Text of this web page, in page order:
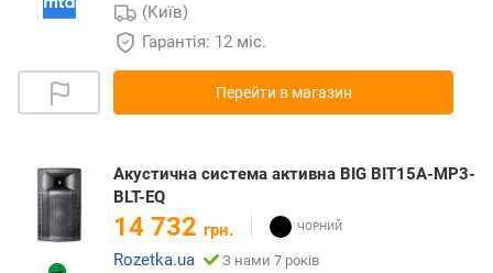
(Київ)
Гарантія: 12 міс.
Перейти в магазин
Акустична система активна BIG BIT15A-MP3-
BLT-EQ
14 732 грн.
Rozetka.ua
З нами 7 років